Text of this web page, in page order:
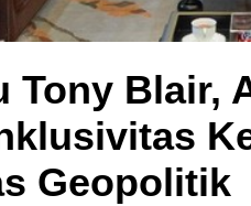
Tony Blair,
Geopolitik